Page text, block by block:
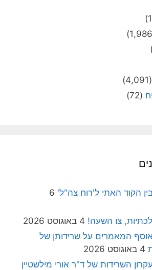
(4,091)
(72)
הקוד האתי ל'רוח צה"ל' 6
צו השעה! 4 באוגוסט 2026
המאמרים על שרידותן של
4 באוגוסט 2026
השרידות של ד"ר אורי מילשטיין